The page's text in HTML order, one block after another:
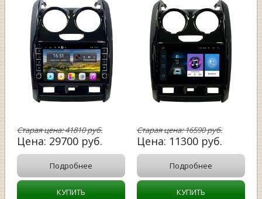
Старая цена:41810руб.
Цена: 29700 руб.
Подробнее
КУПИТЬ
Старая цена:16590руб.
Цена: 11300 руб.
Подробнее
КУПИТЬ